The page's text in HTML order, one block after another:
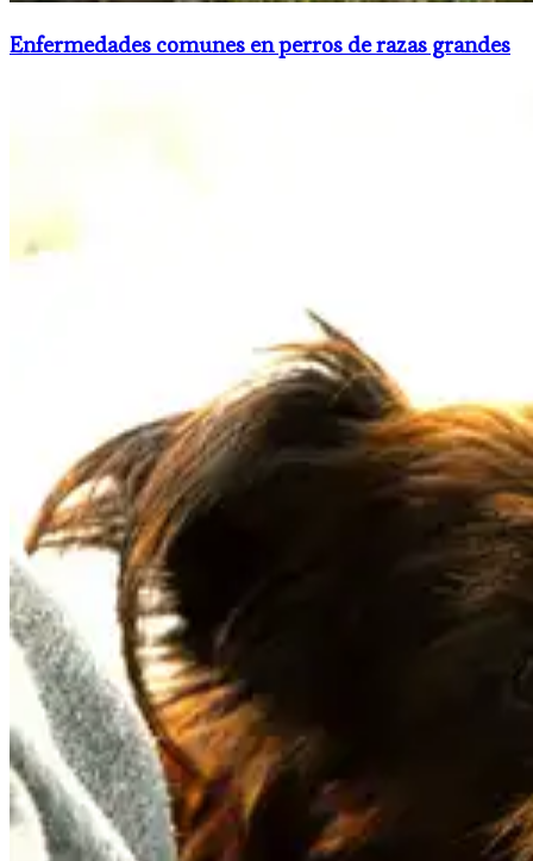
Enfermedades comunes en perros de razas grandes